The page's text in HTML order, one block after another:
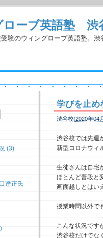
ローブ英語塾 渋
験のウィングローブ英語塾。渋
学びを止め
渋谷校(2020年04
渋谷校では先週
新型コロナウィ
生徒さんは自宅
ほとんど普段と
画面越しとはい
授業時間以外で
こんな状況です
渋谷校だけでな
(3)
達正氏